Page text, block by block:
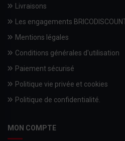
Livraisons
Les engagements
Mentions légales
Conditions générales d'utilisation
Paiement sécurisé
Politique vie privée et cookies
Politique de confidentialité.
MON COMPTE